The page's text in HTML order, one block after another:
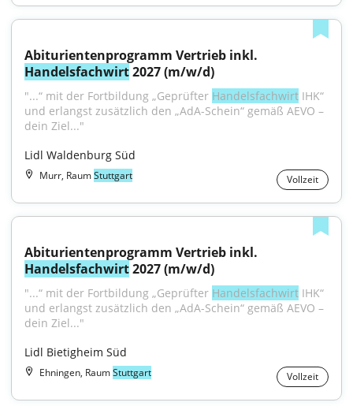
Handelsfachwirt 2027 (m/w/d)
"...“ mit der Fortbildung „Geprüfter Handelsfachwirt IHK“
und erlangst zusätzlich den „AdA-Schein“ gemäß AEVO –
dein Ziel..."
Lidl Waldenburg Süd
Murr, RaumStuttgart Vollzeit
Handelsfachwirt 2027 (m/w/d)
"...“ mit der Fortbildung „Geprüfter Handelsfachwirt IHK“
und erlangst zusätzlich den „AdA-Schein“ gemäß AEVO –
dein Ziel..."
Lidl Bietigheim Süd
Ehningen, RaumStuttgart Vollzeit